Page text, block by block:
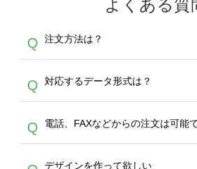
よくある質
Q 注文方法は？
A
生産にて承っております。
デザインの作成から決済
30枚以上やシルク印刷な
は、サポートが担当する
やタンブラーコンシェル
作する数量が多ければ多
Q 対応するデータ形式は？
A
ドできるデータ形式は、
PDF 形式になります。デ
Q 電話、FAXなどからの注文は可能
A デザインを作って欲しい